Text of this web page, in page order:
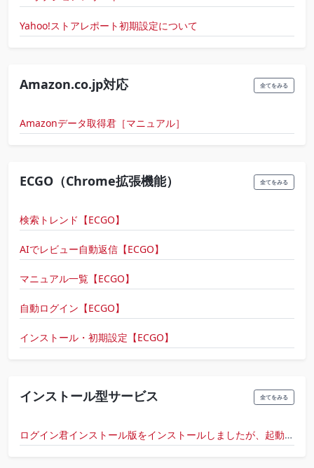
Yahoo!ストアレポート初期設定について
Amazon.co.jp対応 全てをみる
Amazonデータ取得君［マニュアル］
ECGO（Chrome拡張機能） 全てをみる
検索トレンド【ECGO】
AIでレビュー自動返信【ECGO】
マニュアル一覧【ECGO】
自動ログイン【ECGO】
インストール・初期設定【ECGO】
インストール型サービス 全てをみる
ログイン君インストール版をインストールしましたが、起動しない場合は、どのように対処したらいいでしょうか？